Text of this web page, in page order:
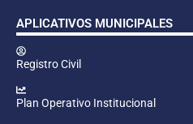
APLICATIVOS MUNICIPALES
Registro Civil
Plan Operativo Institucional